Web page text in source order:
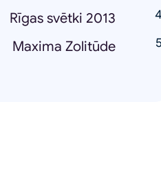
Rīgas svētki 2013
Maxima Zolitūde